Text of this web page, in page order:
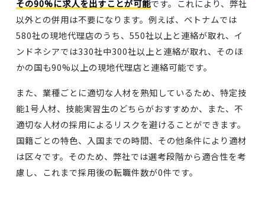
その90%に求人を出すことが可能です。これにより、弊社
以外との併用は不要になります。例えば、ベトナムでは
580社の現地代理店のうち、550社以上と連絡が取れ、イ
ンドネシアでは330社中300社以上と連絡が取れ、そのほ
かの国も90%以上の現地代理店と連絡可能です。
また、業種ごとに適切な人材を熟知しているため、特定技
能1号人材、技能実習生のどちらがおすすめか、また、不
適切な人材の採用によるリスクを避けることができます。
国籍ごとの特色、入国までの時間、その他条件により適材
は区々です。そのため、弊社では選考段階から適合性を考
慮し、これまで採用後の転職件数が0件です。